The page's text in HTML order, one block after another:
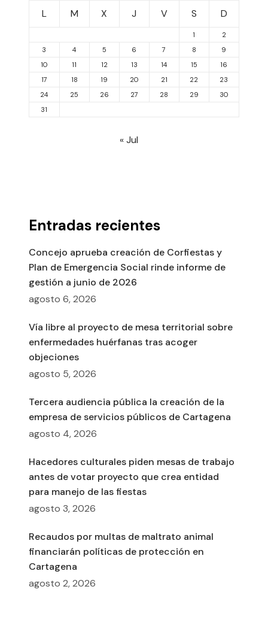
L
M X J V S D
1
2
3
4 5 6 7 8
9
10
11 12 13 14 15
16
17
18 19 20 21 22
23
24
25 26 27 28 29
30
31
« Jul
Entradas recientes
Concejo aprueba creación de Corfiestas y
Plan de Emergencia Social rinde informe de
gestión a junio de 2026
agosto 6, 2026
Vía libre al proyecto de mesa territorial sobre
enfermedades huérfanas tras acoger
objeciones
agosto 5, 2026
Tercera audiencia pública la creación de la
empresa de servicios públicos de Cartagena
agosto 4, 2026
Hacedores culturales piden mesas de trabajo
antes de votar proyecto que crea entidad
para manejo de las fiestas
agosto 3, 2026
Recaudos por multas de maltrato animal
financiarán políticas de protección en
Cartagena
agosto 2, 2026